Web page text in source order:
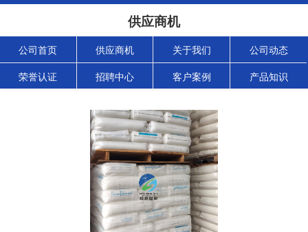
供应商机
公司首页 供应商机 关于我们 公司动态
荣誉认证 招聘中心 客户案例 产品知识